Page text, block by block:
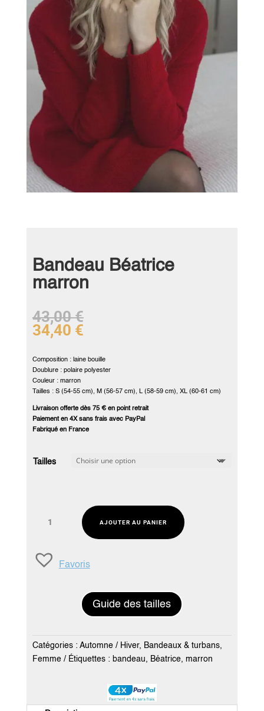
Bandeau Béatrice
marron
43,00€
34,40 €
Composition : laine bouille
Doublure : polaire polyester
Couleur : marron
Tailles : S (54-55 cm), M (56-57 cm), L (58-59 cm), XL (60-61 cm)
Livraison offerte dès 75 € en point retrait
Paiement en 4X sans frais avec PayPal
Fabriqué en France
Tailles
Béatrice
marron
AJOUTER AU PANIER
Favoris
Guide des tailles
Catégories : Automne / Hiver, Bandeaux & turbans,
Femme
Étiquettes : bandeau, Béatrice, marron